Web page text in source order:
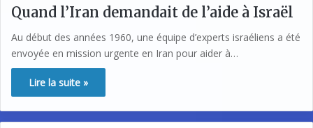
Quand l’Iran demandait de l’aide à Israël
Au début des années 1960, une équipe d’experts israéliens a été
envoyée en mission urgente en Iran pour aider à…
Lire la suite »